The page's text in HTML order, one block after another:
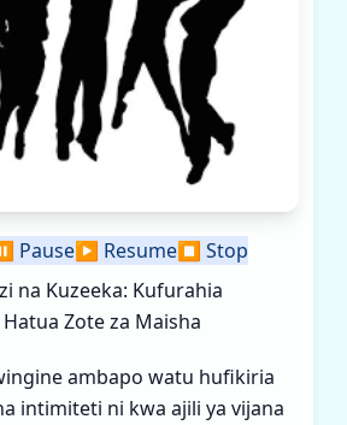
Pause▶️ Resume⏹️ Stop
na Kuzeeka: Kufurahia
Zote za Maisha
ambapo watu hufikiria
intimiteti ni kwa ajili ya vijana